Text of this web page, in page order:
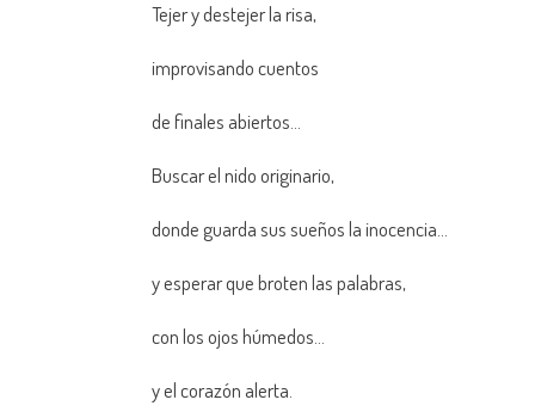
Tejer y destejer la risa,
improvisando cuentos
de finales abiertos…
Buscar el nido originario,
donde guarda sus sueños la inocencia…
y esperar que broten las palabras,
con los ojos húmedos…
y el corazón alerta.